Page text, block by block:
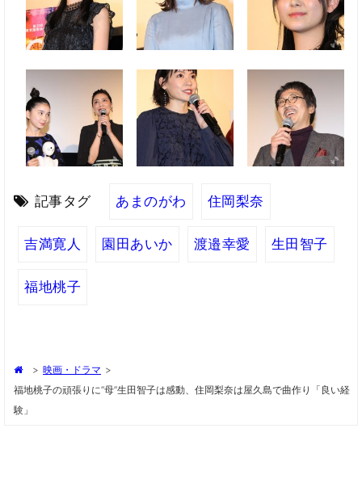
記事タグ あまのがわ 住岡梨奈
吉満寛人 園田あいか 渡邉幸愛 生田智子
福地桃子
> 映画・ドラマ >
福地桃子の頑張りに“母”生田智子は感動、住岡梨奈は屋久島で曲作り「良い経
験」